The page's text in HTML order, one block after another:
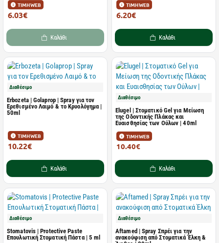
ΤΙΜΗ WEB
6.03€
Καλάθι
ΤΙΜΗ WEB
6.20€
Καλάθι
Διαθέσιμο
Erbozeta | Golaprop | Spray για τον
Ερεθισμένο Λαιμό & το Κρυολόγημα |
50ml
ΤΙΜΗ WEB
10.22€
Καλάθι
Διαθέσιμο
Elugel | Στοματικό Gel για Μείωση
της Οδοντικής Πλάκας και
Ευαισθησίας των Ούλων | 40ml
ΤΙΜΗ WEB
10.40€
Καλάθι
Διαθέσιμο
Stomatovis | Protective Paste
Επουλωτική Στοματική Πάστα | 5 ml
Διαθέσιμο
Aftamed | Spray Σπρέι για την
ανακούφιση από Στοματικά Έλκη &